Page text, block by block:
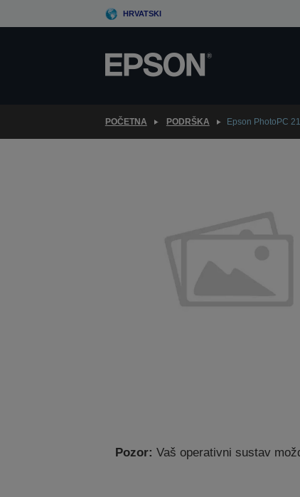
to
HRVATSKI
POČETNA PODRŠKA Epson PhotoPC
Pozor: Vaš operativni sustav